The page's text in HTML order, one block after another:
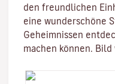
den freundlichen
eine wunderschöne
Geheimnissen
machen können.